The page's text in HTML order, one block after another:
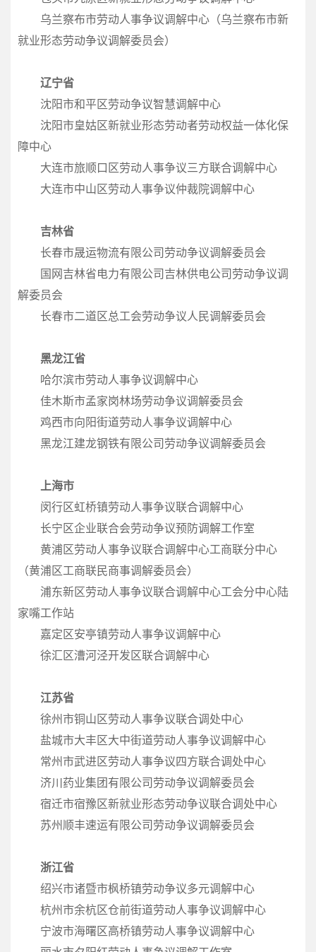
乌兰察布市劳动人事争议调解中心（乌兰察布市新
就业形态劳动争议调解委员会）
辽宁省
沈阳市和平区劳动争议智慧调解中心
沈阳市皇姑区新就业形态劳动者劳动权益一体化保
障中心
大连市旅顺口区劳动人事争议三方联合调解中心
大连市中山区劳动人事争议仲裁院调解中心
吉林省
长春市晟运物流有限公司劳动争议调解委员会
国网吉林省电力有限公司吉林供电公司劳动争议调
解委员会
长春市二道区总工会劳动争议人民调解委员会
黑龙江省
哈尔滨市劳动人事争议调解中心
佳木斯市孟家岗林场劳动争议调解委员会
鸡西市向阳街道劳动人事争议调解中心
黑龙江建龙钢铁有限公司劳动争议调解委员会
上海市
闵行区虹桥镇劳动人事争议联合调解中心
长宁区企业联合会劳动争议预防调解工作室
黄浦区劳动人事争议联合调解中心工商联分中心
（黄浦区工商联民商事调解委员会）
浦东新区劳动人事争议联合调解中心工会分中心陆
家嘴工作站
嘉定区安亭镇劳动人事争议调解中心
徐汇区漕河泾开发区联合调解中心
江苏省
徐州市铜山区劳动人事争议联合调处中心
盐城市大丰区大中街道劳动人事争议调解中心
常州市武进区劳动人事争议四方联合调处中心
济川药业集团有限公司劳动争议调解委员会
宿迁市宿豫区新就业形态劳动争议联合调处中心
苏州顺丰速运有限公司劳动争议调解委员会
浙江省
绍兴市诸暨市枫桥镇劳动争议多元调解中心
杭州市余杭区仓前街道劳动人事争议调解中心
宁波市海曙区高桥镇劳动人事争议调解中心